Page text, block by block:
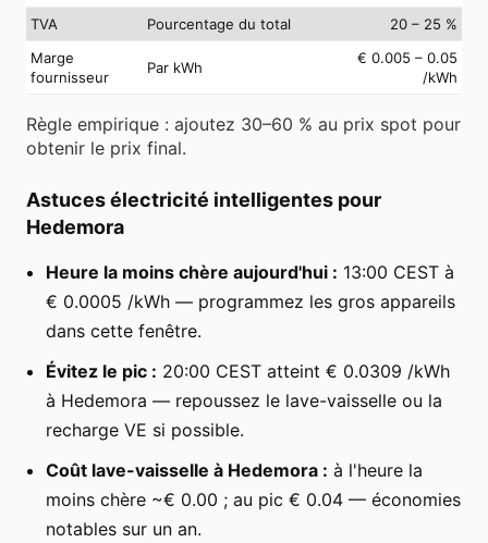
TVA
Pourcentage du total
20 – 25 %
Marge
fournisseur
Par kWh
€ 0.005 – 0.05
/kWh
Règle empirique : ajoutez 30–60 % au prix spot pour
obtenir le prix final.
Astuces électricité intelligentes pour
Hedemora
Heure la moins chère aujourd'hui : 13:00 CEST à
€ 0.0005 /kWh — programmez les gros appareils
dans cette fenêtre.
Évitez le pic : 20:00 CEST atteint € 0.0309 /kWh
à Hedemora — repoussez le lave-vaisselle ou la
recharge VE si possible.
Coût lave-vaisselle à Hedemora : à l'heure la
moins chère ~€ 0.00 ; au pic € 0.04 — économies
notables sur un an.